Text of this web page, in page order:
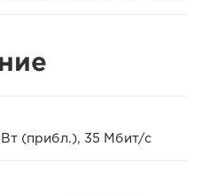
(прибл.), 35 Мбит/с